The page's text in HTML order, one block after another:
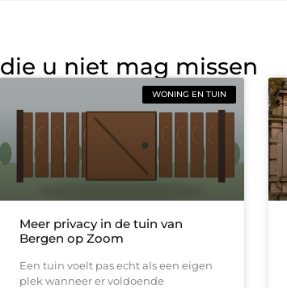
die u niet mag missen
WONING EN TUIN
Meer privacy in de tuin van
Bergen op Zoom
Een tuin voelt pas echt als een eigen
plek wanneer er voldoende